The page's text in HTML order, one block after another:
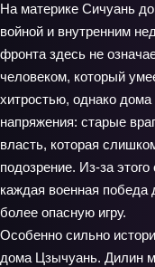
На материке Сичуань
войной и внутренним
фронта здесь не
человеком, который
хитростью, однако
напряжения: старые
власть, которая
подозрение. Из-за
каждая военная победа
более опасную игру.
Особенно сильно
дома Цзычуань. Дилин